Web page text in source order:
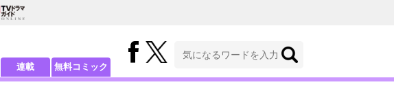
連載 無料コミック